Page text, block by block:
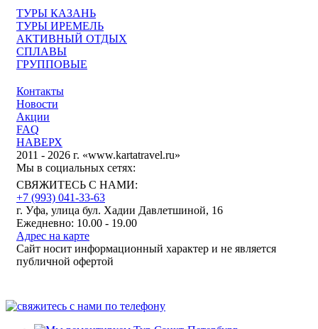
Контакты
Новости
Акции
FAQ
НАВЕРХ
2011 - 2026 г. «www.kartatravel.ru»
ТУРЫ КАЗАНЬ
ТУРЫ ИРЕМЕЛЬ
АКТИВНЫЙ ОТДЫХ
СПЛАВЫ
ГРУППОВЫЕ
Мы в социальных сетях:
СВЯЖИТЕСЬ С НАМИ:
+7 (993) 041-33-63
г. Уфа, улица бул. Хадии Давлетшиной, 16
Ежедневно: 10.00 - 19.00
Адрес на карте
Сайт носит информационный характер и не является
публичной офертой